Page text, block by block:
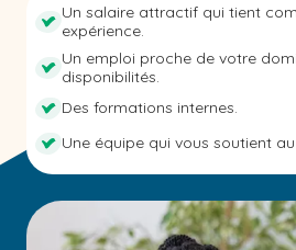
Un salaire attractif qui tient
expérience.
Un emploi proche de votre
disponibilités.
Des formations internes.
Une équipe qui vous soutient